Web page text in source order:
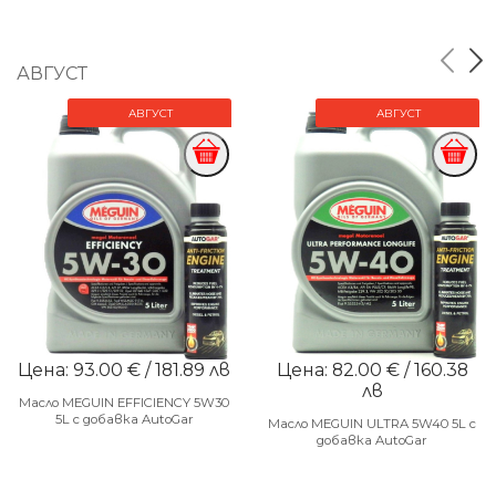
АВГУСТ
АВГУСТ
Цена: 93.00 € / 181.89 лв
Масло MEGUIN EFFICIENCY 5W30
5L с добавка AutoGar
АВГУСТ
Цена: 82.00 € / 160.38
лв
Масло MEGUIN ULTRA 5W40 5L с
добавка AutoGar